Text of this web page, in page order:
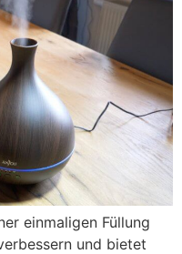
einmaligen Füllung
und bietet